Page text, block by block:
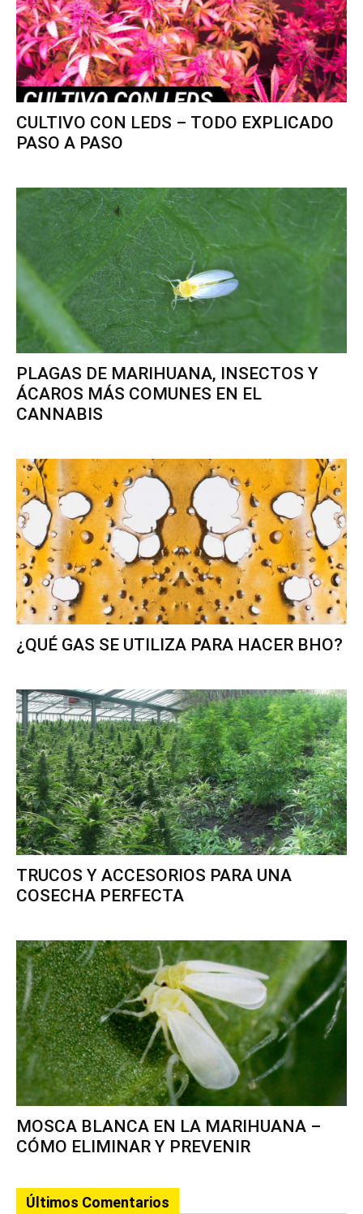
CULTIVO CON LEDS – TODO EXPLICADO
PASO A PASO
PLAGAS DE MARIHUANA, INSECTOS Y
ÁCAROS MÁS COMUNES EN EL
CANNABIS
¿QUÉ GAS SE UTILIZA PARA HACER BHO?
TRUCOS Y ACCESORIOS PARA UNA
COSECHA PERFECTA
MOSCA BLANCA EN LA MARIHUANA –
CÓMO ELIMINAR Y PREVENIR
Últimos Comentarios